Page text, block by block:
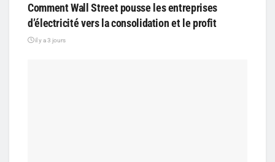
Comment Wall Street pousse les entreprises
d’électricité vers la consolidation et le profit
il y a 3 jours